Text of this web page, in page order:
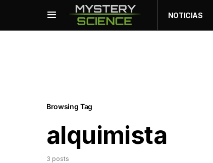
NOTICIAS
Browsing Tag
alquimista
3 posts